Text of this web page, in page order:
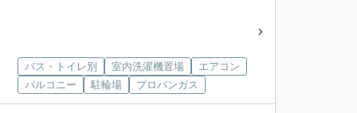
バス・トイレ別 室内洗濯機置場
エアコン
バルコニー
駐輪場 プロパンガス